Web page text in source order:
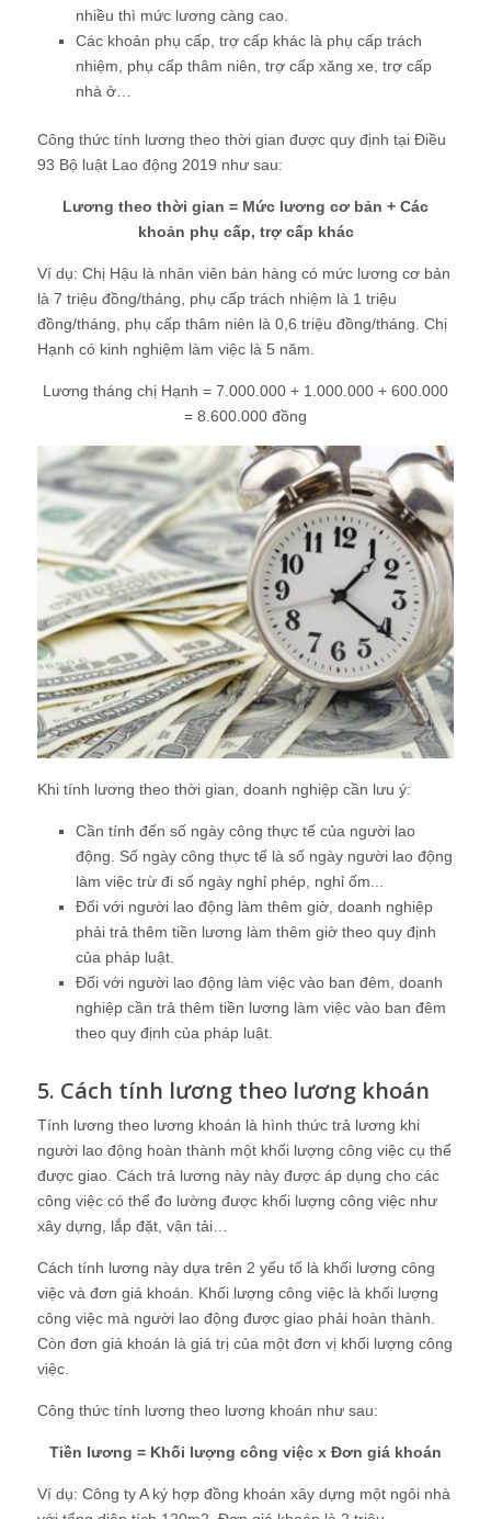
nhiều thì mức lương càng cao.
Các khoản phụ cấp, trợ cấp khác là phụ cấp trách
nhiệm, phụ cấp thâm niên, trợ cấp xăng xe, trợ cấp
nhà ở…
Công thức tính lương theo thời gian được quy định tại Điều
93 Bộ luật Lao động 2019 như sau:
Lương theo thời gian = Mức lương cơ bản + Các
khoản phụ cấp, trợ cấp khác
Ví dụ: Chị Hậu là nhân viên bán hàng có mức lương cơ bản
là 7 triệu đồng/tháng, phụ cấp trách nhiệm là 1 triệu
đồng/tháng, phụ cấp thâm niên là 0,6 triệu đồng/tháng. Chị
Hạnh có kinh nghiệm làm việc là 5 năm.
Lương tháng chị Hạnh = 7.000.000 + 1.000.000 + 600.000
= 8.600.000 đồng
Khi tính lương theo thời gian, doanh nghiệp cần lưu ý:
Cần tính đến số ngày công thực tế của người lao
động. Số ngày công thực tế là số ngày người lao động
làm việc trừ đi số ngày nghỉ phép, nghỉ ốm...
Đối với người lao động làm thêm giờ, doanh nghiệp
phải trả thêm tiền lương làm thêm giờ theo quy định
của pháp luật.
Đối với người lao động làm việc vào ban đêm, doanh
nghiệp cần trả thêm tiền lương làm việc vào ban đêm
theo quy định của pháp luật.
5. Cách tính lương theo lương khoán
Tính lương theo lương khoán là hình thức trả lương khi
người lao động hoàn thành một khối lượng công việc cụ thể
được giao. Cách trả lương này này được áp dụng cho các
công việc có thể đo lường được khối lượng công việc như
xây dựng, lắp đặt, vận tải…
Cách tính lương này dựa trên 2 yếu tố là khối lượng công
việc và đơn giá khoán. Khối lượng công việc là khối lượng
công việc mà người lao động được giao phải hoàn thành.
Còn đơn giá khoán là giá trị của một đơn vị khối lượng công
việc.
Công thức tính lương theo lương khoán như sau:
Tiền lương = Khối lượng công việc x Đơn giá khoán
Ví dụ: Công ty A ký hợp đồng khoán xây dựng một ngôi nhà